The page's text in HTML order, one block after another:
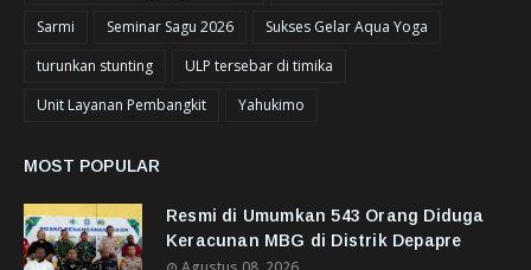
Sarmi
Seminar Sagu 2026
Sukses Gelar Aqua Yoga
turunkan stunting
ULP tersebar di timika
Unit Layanan Pembangkit
Yahukimo
MOST POPULAR
Resmi di Umumkan 543 Orang Diduga
Keracunan MBG di Distrik Depapre